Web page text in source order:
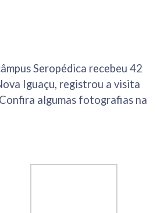
Seropédica recebeu 42
Iguaçu, registrou a visita
algumas fotografias na